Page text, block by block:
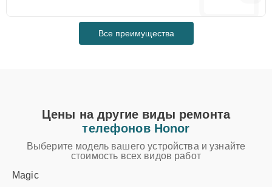
Все преимущества
Цены на другие виды ремонта
телефонов Honor
Выберите модель вашего устройства и узнайте
стоимость всех видов работ
Magic